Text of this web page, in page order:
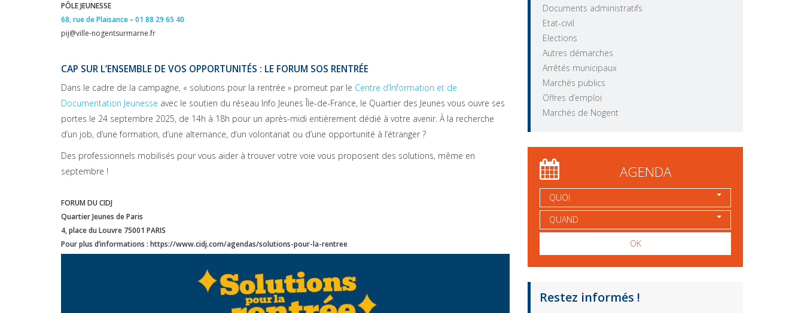
PÔLE JEUNESSE
68, rue de Plaisance–01 88 29 65 40
pij@ville-nogentsurmarne.fr
CAP SUR L’ENSEMBLE DE VOS OPPORTUNITÉS : LE FORUM SOS RENTRÉE
Dans le cadre de la campagne, « solutions pour la rentrée » promeut par le Centre d’Information et de
Documentation Jeunesse avec le soutien du réseau Info Jeunes Île-de-France, le Quartier des Jeunes vous ouvre ses
portes le 24 septembre 2025, de 14h à 18h pour un après-midi entièrement dédié à votre avenir. À la recherche
d’un job, d’une formation, d’une alternance, d’un volontariat ou d’une opportunité à l’étranger ?
Des professionnels mobilisés pour vous aider à trouver votre voie vous proposent des solutions, même en
septembre !
FORUM DU CIDJ
Quartier Jeunes de Paris
4, place du Louvre 75001 PARIS
Pour plus d’informations : https://www.cidj.com/agendas/solutions-pour-la-rentree
Documents administratifs
Etat-civil
Elections
Autres démarches
Arrêtés municipaux
Marchés publics
Offres d’emploi
Marchés de Nogent
AGENDA
QUOI
QUAND
OK
Restez informés !